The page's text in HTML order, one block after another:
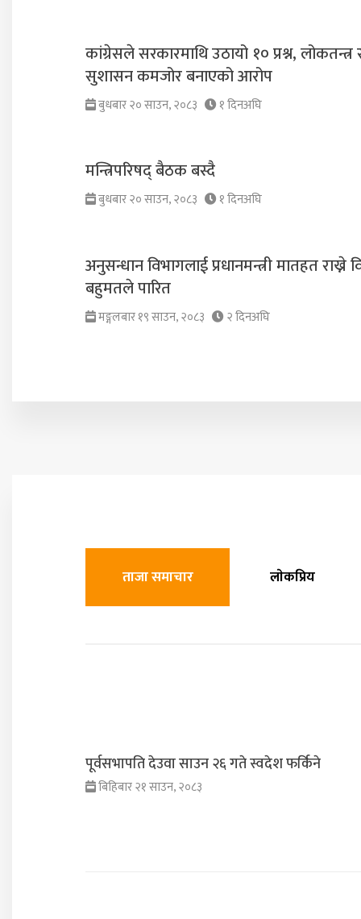
कांग्रेसले सरकारमाथि उठायो १० प्रश्न, लोकतन्त्र
सुशासन कमजोर बनाएको आरोप
बुधबार २० साउन, २०८३ १ दिनअघि
मन्त्रिपरिषद् बैठक बस्दै
बुधबार २० साउन, २०८३ १ दिनअघि
अनुसन्धान विभागलाई प्रधानमन्त्री मातहत राख्ने
बहुमतले पारित
मङ्गलबार १९ साउन, २०८३ २ दिनअघि
ताजा समाचार लाेकप्रिय
पूर्वसभापति देउवा साउन २६ गते स्वदेश फर्किने
बिहिबार २१ साउन, २०८३